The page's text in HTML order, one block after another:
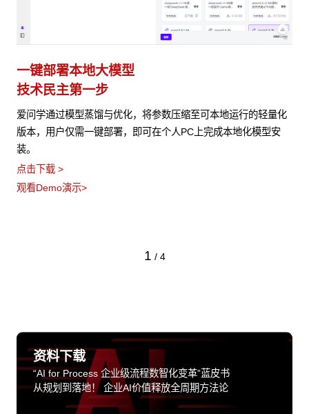
一键部署本地大模型
技术民主第一步
爱问学通过模型蒸馏与优化，将参数压缩至可本地运行的轻量化
版本，用户仅需一键部署，即可在个人PC上完成本地化模型安
装。
点击下载 >
观看Demo演示>
1 / 4
资料下载
“AI for Process 企业级流程数智化变革”蓝皮书
从规划到落地！ 企业AI价值释放全周期方法论